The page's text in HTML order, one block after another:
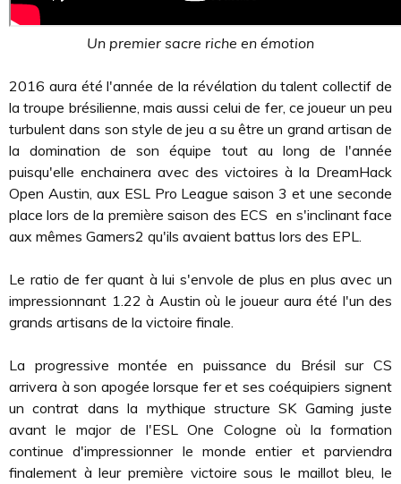
Un premier sacre riche en émotion
2016 aura été l'année de la révélation du talent collectif de
la troupe brésilienne, mais aussi celui de fer, ce joueur un peu
turbulent dans son style de jeu a su être un grand artisan de
la domination de son équipe tout au long de l'année
puisqu'elle enchainera avec des victoires à la DreamHack
Open Austin, aux ESL Pro League saison 3 et une seconde
place lors de la première saison des ECS en s'inclinant face
aux mêmes Gamers2 qu'ils avaient battus lors des EPL.
Le ratio de fer quant à lui s'envole de plus en plus avec un
impressionnant 1.22 à Austin où le joueur aura été l'un des
grands artisans de la victoire finale.
La progressive montée en puissance du Brésil sur CS
arrivera à son apogée lorsque fer et ses coéquipiers signent
un contrat dans la mythique structure SK Gaming juste
avant le major de l'ESL One Cologne où la formation
continue d'impressionner le monde entier et parviendra
finalement à leur première victoire sous le maillot bleu, le